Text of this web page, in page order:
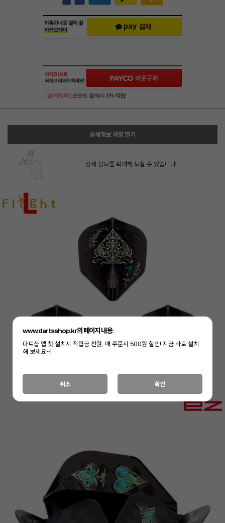
[ 결제혜택 ] 포인트 결제시 1% 적립!
상세정보 새창 열기
상세 정보를 확대해 보실 수 있습니다.
www.dartsshop.kr의 페이지 내용:
다트샵 앱 첫 설치시 적립금 천원, 매 주문시 500원 할인! 지금 바로 설치
해 보세요~!
취소 확인